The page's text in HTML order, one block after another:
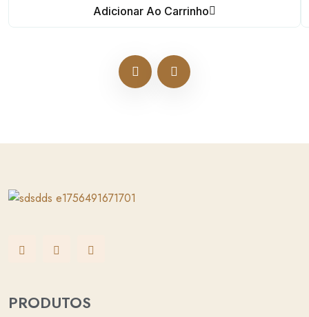
Adicionar Ao Carrinho
PRODUTOS